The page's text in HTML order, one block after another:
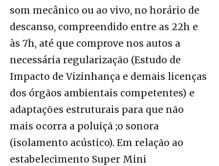
som mecânico ou ao vivo, no horário de
descanso, compreendido entre as 22h e
às 7h, até que comprove nos autos a
necessária regularização (Estudo de
Impacto de Vizinhança e demais licenças
dos órgãos ambientais competentes) e
adaptações estruturais para que não
mais ocorra a poluiçã ;o sonora
(isolamento acústico). Em relação ao
estabelecimento Super Mini